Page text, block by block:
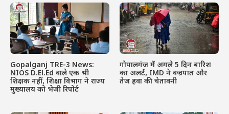
Gopalganj TRE-3 News:
NIOS D.El.Ed वाले एक भी
शिक्षक नहीं, शिक्षा विभाग ने राज्य
मुख्यालय को भेजी रिपोर्ट
गोपालगंज में अगले 5 दिन बारिश
का अलर्ट, IMD ने वज्रपात और
तेज हवा की चेतावनी